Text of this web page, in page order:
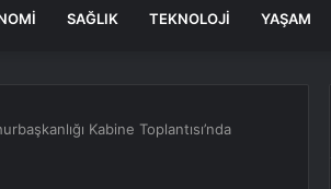
SAĞLIK TEKNOLOJI YAŞAM
Kabine Toplantısı’nda